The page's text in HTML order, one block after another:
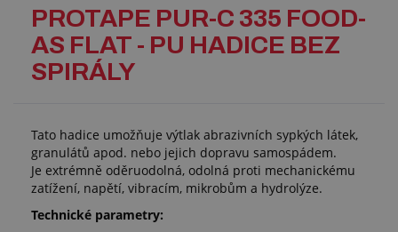
PROTAPE PUR-C 335 FOOD-
AS FLAT - PU HADICE BEZ
SPIRÁLY
Tato hadice umožňuje výtlak abrazivních sypkých látek,
granulátů apod. nebo jejich dopravu samospádem.
Je extrémně oděruodolná, odolná proti mechanickému
zatížení, napětí, vibracím, mikrobům a hydrolýze.
Technické parametry: